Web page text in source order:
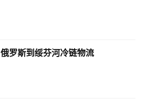
俄罗斯到绥芬河冷链物流